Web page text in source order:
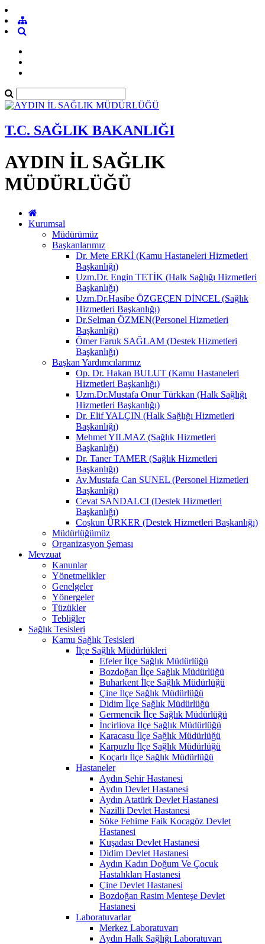
T.C. SAĞLIK BAKANLIĞI
AYDIN İL SAĞLIK
MÜDÜRLÜĞÜ
Kurumsal
Müdürümüz
Başkanlarımız
Dr. Mete ERKİ (Kamu Hastaneleri Hizmetleri
Başkanlığı)
Uzm.Dr. Engin TETİK (Halk Sağlığı Hizmetleri
Başkanlığı)
Uzm.Dr.Hasibe ÖZGEÇEN DİNCEL (Sağlık
Hizmetleri Başkanlığı)
Dr.Selman ÖZMEN(Personel Hizmetleri
Başkanlığı)
Ömer Faruk SAĞLAM (Destek Hizmetleri
Başkanlığı)
Başkan Yardımcılarımız
Op. Dr. Hakan BULUT (Kamu Hastaneleri
Hizmetleri Başkanlığı)
Uzm.Dr.Mustafa Onur Türkkan (Halk Sağlığı
Hizmetleri Başkanlığı)
Dr. Elif YALÇIN (Halk Sağlığı Hizmetleri
Başkanlığı)
Mehmet YILMAZ (Sağlık Hizmetleri
Başkanlığı)
Dr. Taner TAMER (Sağlık Hizmetleri
Başkanlığı)
Av.Mustafa Can SUNEL (Personel Hizmetleri
Başkanlığı)
Cevat SANDALCI (Destek Hizmetleri
Başkanlığı)
Coşkun ÜRKER (Destek Hizmetleri Başkanlığı)
Müdürlüğümüz
Organizasyon Şeması
Mevzuat
Kanunlar
Yönetmelikler
Genelgeler
Yönergeler
Tüzükler
Tebliğler
Sağlık Tesisleri
Kamu Sağlık Tesisleri
İlçe Sağlık Müdürlükleri
Efeler İlçe Sağlık Müdürlüğü
Bozdoğan İlçe Sağlık Müdürlüğü
Buharkent İlçe Sağlık Müdürlüğü
Çine İlçe Sağlık Müdürlüğü
Didim İlçe Sağlık Müdürlüğü
Germencik İlçe Sağlık Müdürlüğü
İncirliova İlçe Sağlık Müdürlüğü
Karacasu İlçe Sağlık Müdürlüğü
Karpuzlu İlçe Sağlık Müdürlüğü
Koçarlı İlçe Sağlık Müdürlüğü
Hastaneler
Aydın Şehir Hastanesi
Aydın Devlet Hastanesi
Aydın Atatürk Devlet Hastanesi
Nazilli Devlet Hastanesi
Söke Fehime Faik Kocagöz Devlet
Hastanesi
Kuşadası Devlet Hastanesi
Didim Devlet Hastanesi
Aydın Kadın Doğum Ve Çocuk
Hastalıkları Hastanesi
Çine Devlet Hastanesi
Bozdoğan Rasim Menteşe Devlet
Hastanesi
Laboratuvarlar
Merkez Laboratuvarı
Aydın Halk Sağlığı Laboratuvarı